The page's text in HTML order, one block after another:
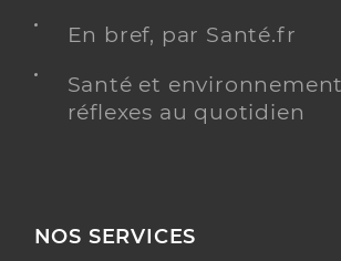
En bref, par Santé.fr
Santé et
réflexes au quotidien
NOS SERVICES